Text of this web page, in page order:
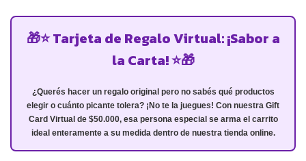
🎁⭐ Tarjeta de Regalo Virtual: ¡Sabor a
la Carta! ⭐🎁
¿Querés hacer un regalo original pero no sabés qué productos
elegir o cuánto picante tolera? ¡No te la juegues! Con nuestra Gift
Card Virtual de $50.000, esa persona especial se arma el carrito
ideal enteramente a su medida dentro de nuestra tienda online.